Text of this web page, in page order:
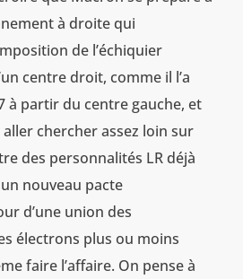
à droite qui
de l’échiquier
centre droit, comme il l’a
à partir du centre gauche, et
chercher assez loin sur
des personnalités LR déjà
nouveau pacte
d’une union des
électrons plus ou moins
faire l’affaire. On pense à